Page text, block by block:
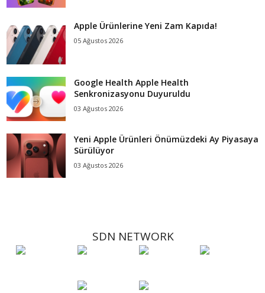
Apple Ürünlerine Yeni Zam Kapıda!
05 Ağustos 2026
Google Health Apple Health
Senkronizasyonu Duyuruldu
03 Ağustos 2026
Yeni Apple Ürünleri Önümüzdeki Ay Piyasaya
Sürülüyor
03 Ağustos 2026
SDN NETWORK